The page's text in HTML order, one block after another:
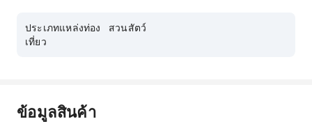
ประเภทแหล่งท่อง
เที่ยว
สวนสัตว์
ข้อมูลสินค้า